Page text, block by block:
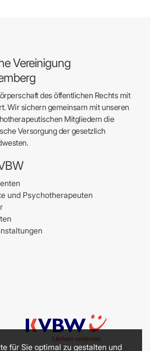
Vereinigung
des öffentlichen Rechts mit
Wir sichern gemeinsam mit unseren
Mitgliedern die
Versorgung der gesetzlich
und Psychotherapeuten
für Sie optimal zu gestalten und